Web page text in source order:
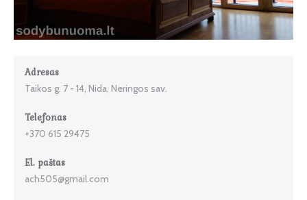
Adresas
Taikos g. 7 - 14, Nida, Neringos sav.
Telefonas
+370 615 29475
El. paštas
ach505@gmail.com